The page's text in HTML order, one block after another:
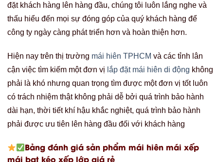
đặt khách hàng lên hàng đầu, chúng tôi luôn lắng nghe và
thấu hiểu đến mọi sự đóng góp của quý khách hàng để
công ty ngày càng phát triển hơn và hoàn thiện hơn.
Hiện nay trên thị trường mái hiên TPHCM và các tỉnh lân
cận việc tìm kiếm một đơn vị lắp đặt mái hiên di động không
phải là khó nhưng quan trọng tìm được một đơn vị tốt luôn
có trách nhiệm thật không phải dễ bởi quá trình bảo hành
dài hạn, thời tiết khí hậu khắc nghiệt, quá trình bảo hành
phải được ưu tiên lên hàng đầu đối với khách hàng
Bảng đánh giá sản phẩm mái hiên mái xếp
mái bạt kéo xếp lớp giá rẻ